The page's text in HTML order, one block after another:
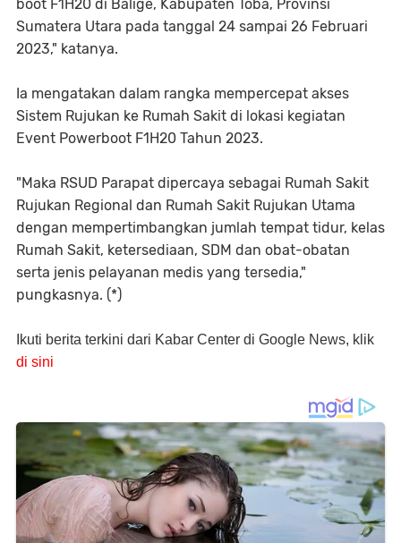
boot F1H20 di Balige, Kabupaten Toba, Provinsi
Sumatera Utara pada tanggal 24 sampai 26 Februari
2023," katanya.
Ia mengatakan dalam rangka mempercepat akses
Sistem Rujukan ke Rumah Sakit di lokasi kegiatan
Event Powerboot F1H20 Tahun 2023.
"Maka RSUD Parapat dipercaya sebagai Rumah Sakit
Rujukan Regional dan Rumah Sakit Rujukan Utama
dengan mempertimbangkan jumlah tempat tidur, kelas
Rumah Sakit, ketersediaan, SDM dan obat-obatan
serta jenis pelayanan medis yang tersedia,"
pungkasnya. (*)
Ikuti berita terkini dari Kabar Center di Google News, klik
di sini